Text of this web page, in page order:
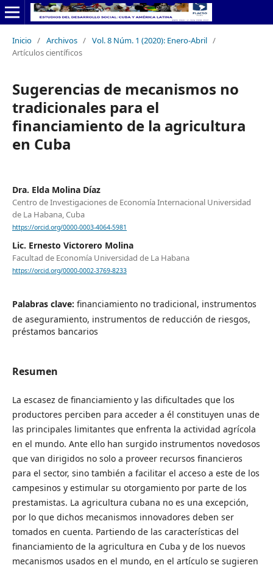
Inicio / Archivos / Vol. 8 Núm. 1 (2020): Enero-Abril /
Artículos científicos
Sugerencias de mecanismos no
tradicionales para el
financiamiento de la agricultura
en Cuba
Dra. Elda Molina Díaz
Centro de Investigaciones de Economía Internacional Universidad
de La Habana, Cuba
https://orcid.org/0000-0003-4064-5981
Lic. Ernesto Victorero Molina
Facultad de Economía Universidad de La Habana
https://orcid.org/0000-0002-3769-8233
Palabras clave: financiamiento no tradicional, instrumentos
de aseguramiento, instrumentos de reducción de riesgos,
préstamos bancarios
Resumen
La escasez de financiamiento y las dificultades que los
productores perciben para acceder a él constituyen unas de
las principales limitantes que enfrenta la actividad agrícola
en el mundo. Ante ello han surgido instrumentos novedosos
que van dirigidos no solo a proveer recursos financieros
para el sector, sino también a facilitar el acceso a este de los
campesinos y estimular su otorgamiento por parte de los
prestamistas. La agricultura cubana no es una excepción,
por lo que dichos mecanismos innovadores deben ser
tomados en cuenta. Partiendo de las características del
financiamiento de la agricultura en Cuba y de los nuevos
mecanismos usados en el mundo, en el artículo se sugieren